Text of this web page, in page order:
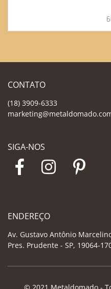
CONTATO
(18) 3909-6333
SIGA-NOS
ENDEREÇO
Av. Gustavo Antônio
Pres. Prudente - SP, 19064-